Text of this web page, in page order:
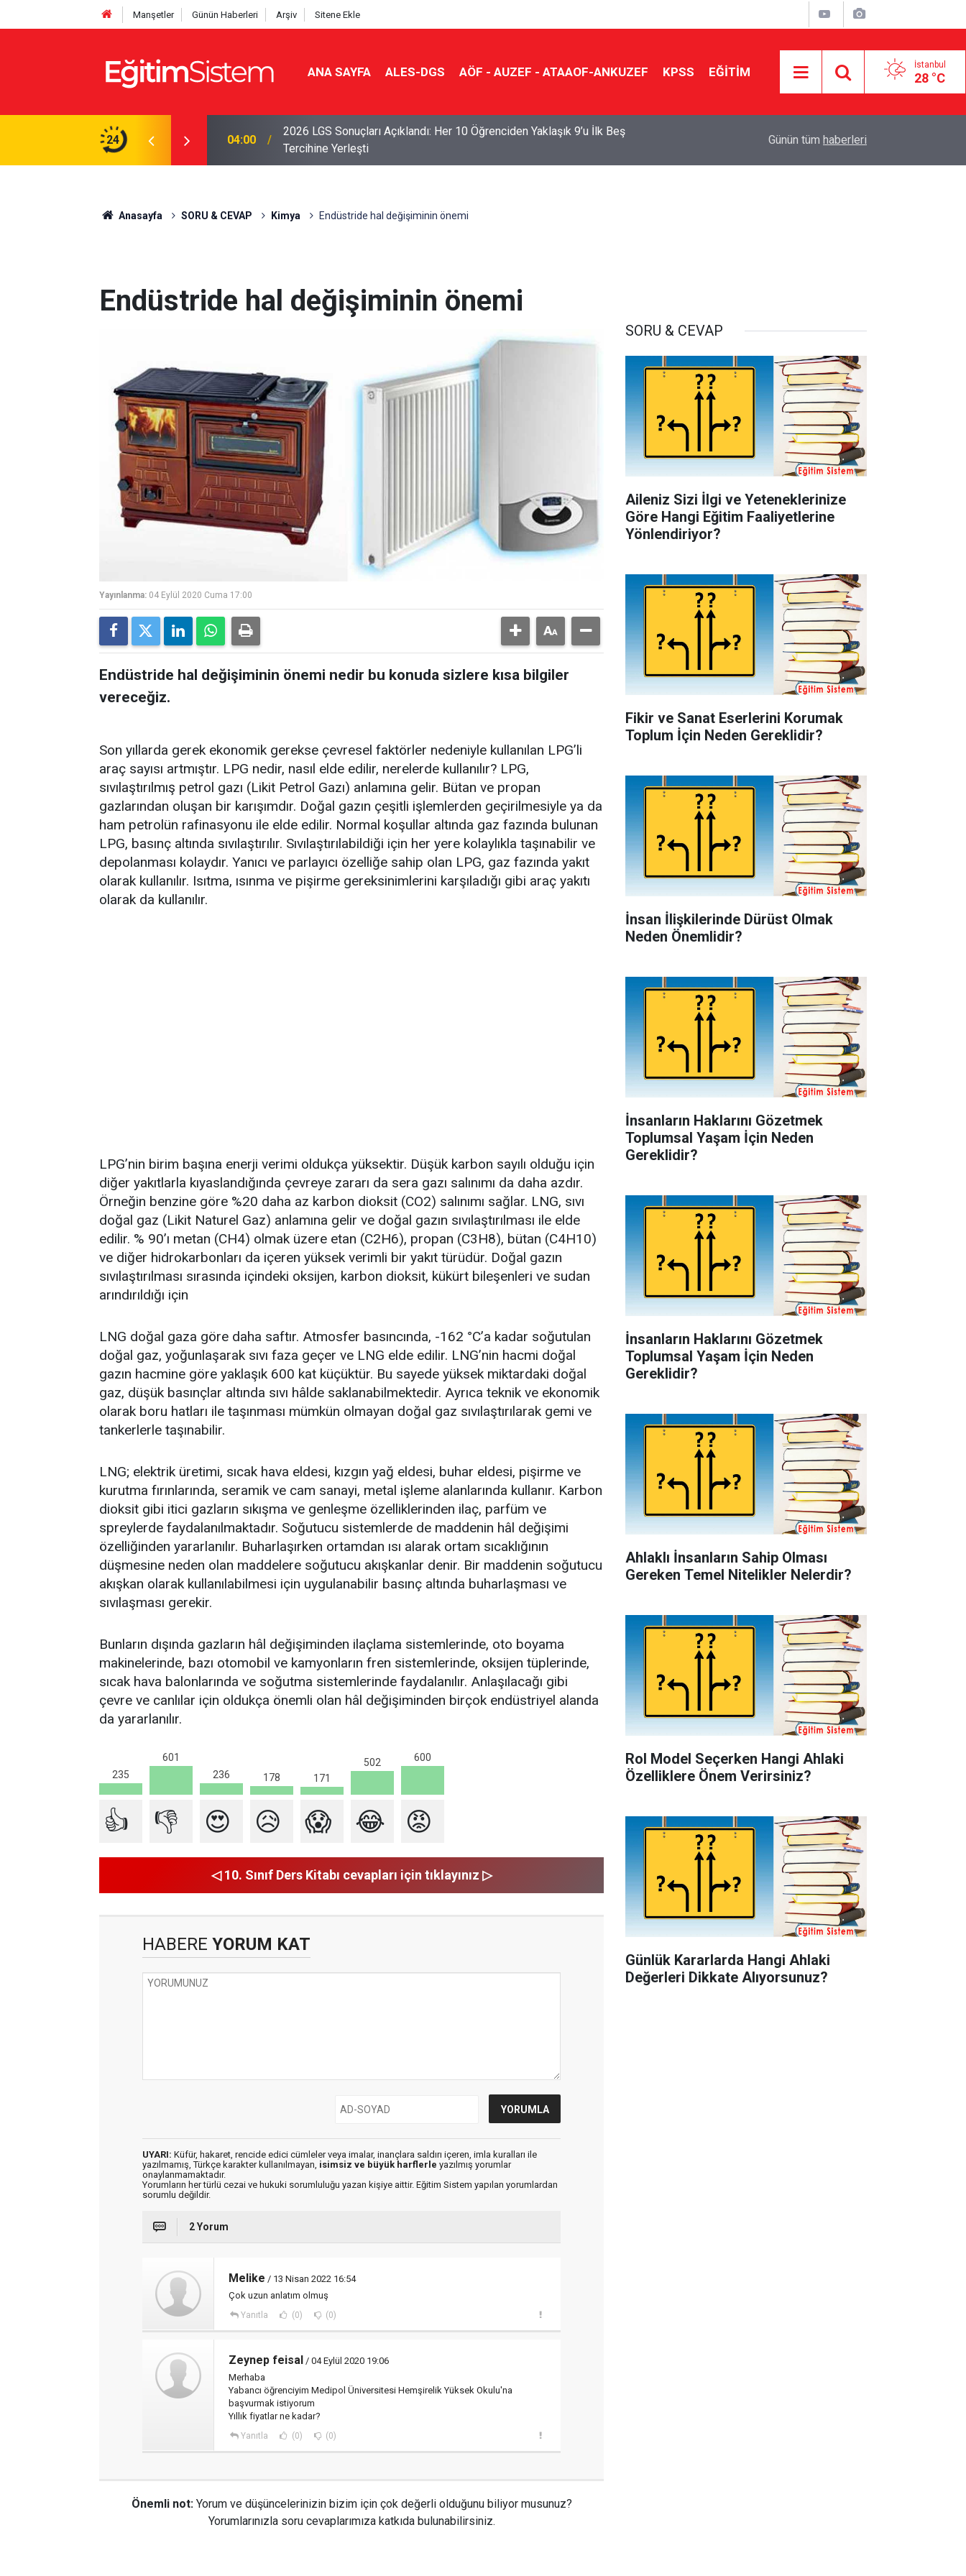
Manşetler Günün Haberleri Arşiv Sitene Ekle
ANA SAYFA ALES-DGS AÖF - AUZEF - ATAAOF-ANKUZEF KPSS EĞİTİM İstanbul
28 °C
24
Sınavla Alan Liseler Yüzde 95,76
04:00
2026 LGS Sonuçları Açıklandı: Her 10 Öğrenciden Yaklaşık 9’u İlk Beş
Tercihine Yerleşti
Yönlendiriyor?
Günün tüm haberleri
Anasayfa SORU & CEVAP Kimya Endüstride hal değişiminin önemi
Endüstride hal değişiminin önemi
Yayınlanma: 04 Eylül 2020 Cuma 17:00
Endüstride hal değişiminin önemi nedir bu konuda sizlere kısa bilgiler
vereceğiz.
Son yıllarda gerek ekonomik gerekse çevresel faktörler nedeniyle kullanılan LPG’li
araç sayısı artmıştır. LPG nedir, nasıl elde edilir, nerelerde kullanılır? LPG,
sıvılaştırılmış petrol gazı (Likit Petrol Gazı) anlamına gelir. Bütan ve propan
gazlarından oluşan bir karışımdır. Doğal gazın çeşitli işlemlerden geçirilmesiyle ya da
ham petrolün rafinasyonu ile elde edilir. Normal koşullar altında gaz fazında bulunan
LPG, basınç altında sıvılaştırılır. Sıvılaştırılabildiği için her yere kolaylıkla taşınabilir ve
depolanması kolaydır. Yanıcı ve parlayıcı özelliğe sahip olan LPG, gaz fazında yakıt
olarak kullanılır. Isıtma, ısınma ve pişirme gereksinimlerini karşıladığı gibi araç yakıtı
olarak da kullanılır.
LPG’nin birim başına enerji verimi oldukça yüksektir. Düşük karbon sayılı olduğu için
diğer yakıtlarla kıyaslandığında çevreye zararı da sera gazı salınımı da daha azdır.
Örneğin benzine göre %20 daha az karbon dioksit (CO2) salınımı sağlar. LNG, sıvı
doğal gaz (Likit Naturel Gaz) anlamına gelir ve doğal gazın sıvılaştırılması ile elde
edilir. % 90’ı metan (CH4) olmak üzere etan (C2H6), propan (C3H8), bütan (C4H10)
ve diğer hidrokarbonları da içeren yüksek verimli bir yakıt türüdür. Doğal gazın
sıvılaştırılması sırasında içindeki oksijen, karbon dioksit, kükürt bileşenleri ve sudan
arındırıldığı için
LNG doğal gaza göre daha saftır. Atmosfer basıncında, -162 °C’a kadar soğutulan
doğal gaz, yoğunlaşarak sıvı faza geçer ve LNG elde edilir. LNG’nin hacmi doğal
gazın hacmine göre yaklaşık 600 kat küçüktür. Bu sayede yüksek miktardaki doğal
gaz, düşük basınçlar altında sıvı hâlde saklanabilmektedir. Ayrıca teknik ve ekonomik
olarak boru hatları ile taşınması mümkün olmayan doğal gaz sıvılaştırılarak gemi ve
tankerlerle taşınabilir.
LNG; elektrik üretimi, sıcak hava eldesi, kızgın yağ eldesi, buhar eldesi, pişirme ve
kurutma fırınlarında, seramik ve cam sanayi, metal işleme alanlarında kullanır. Karbon
dioksit gibi itici gazların sıkışma ve genleşme özelliklerinden ilaç, parfüm ve
spreylerde faydalanılmaktadır. Soğutucu sistemlerde de maddenin hâl değişimi
özelliğinden yararlanılır. Buharlaşırken ortamdan ısı alarak ortam sıcaklığının
düşmesine neden olan maddelere soğutucu akışkanlar denir. Bir maddenin soğutucu
akışkan olarak kullanılabilmesi için uygulanabilir basınç altında buharlaşması ve
sıvılaşması gerekir.
Bunların dışında gazların hâl değişiminden ilaçlama sistemlerinde, oto boyama
makinelerinde, bazı otomobil ve kamyonların fren sistemlerinde, oksijen tüplerinde,
sıcak hava balonlarında ve soğutma sistemlerinde faydalanılır. Anlaşılacağı gibi
çevre ve canlılar için oldukça önemli olan hâl değişiminden birçok endüstriyel alanda
da yararlanılır.
235
601
236
178 171
502 600
👍 👎 😍 😥 😱 😂 😡
◁ 10. Sınıf Ders Kitabı cevapları için tıklayınız ▷
HABERE YORUM KAT
UYARI: Küfür, hakaret, rencide edici cümleler veya imalar, inançlara saldırı içeren, imla kuralları ile
yazılmamış, Türkçe karakter kullanılmayan, isimsiz ve büyük harflerle yazılmış yorumlar
onaylanmamaktadır.
Yorumların her türlü cezai ve hukuki sorumluluğu yazan kişiye aittir. Eğitim Sistem yapılan yorumlardan
sorumlu değildir.
2 Yorum
Melike / 13 Nisan 2022 16:54
Çok uzun anlatım olmuş
Yanıtla (0) (0)
Zeynep feisal / 04 Eylül 2020 19:06
Merhaba
Yabancı öğrenciyim Medipol Üniversitesi Hemşirelik Yüksek Okulu'na
başvurmak istiyorum
Yıllık fiyatlar ne kadar?
Yanıtla (0) (0)
Önemli not: Yorum ve düşüncelerinizin bizim için çok değerli olduğunu biliyor musunuz?
Yorumlarınızla soru cevaplarımıza katkıda bulunabilirsiniz.
SORU & CEVAP
Aileniz Sizi İlgi ve Yeteneklerinize
Göre Hangi Eğitim Faaliyetlerine
Yönlendiriyor?
Fikir ve Sanat Eserlerini Korumak
Toplum İçin Neden Gereklidir?
İnsan İlişkilerinde Dürüst Olmak
Neden Önemlidir?
İnsanların Haklarını Gözetmek
Toplumsal Yaşam İçin Neden
Gereklidir?
İnsanların Haklarını Gözetmek
Toplumsal Yaşam İçin Neden
Gereklidir?
Ahlaklı İnsanların Sahip Olması
Gereken Temel Nitelikler Nelerdir?
Rol Model Seçerken Hangi Ahlaki
Özelliklere Önem Verirsiniz?
Günlük Kararlarda Hangi Ahlaki
Değerleri Dikkate Alıyorsunuz?